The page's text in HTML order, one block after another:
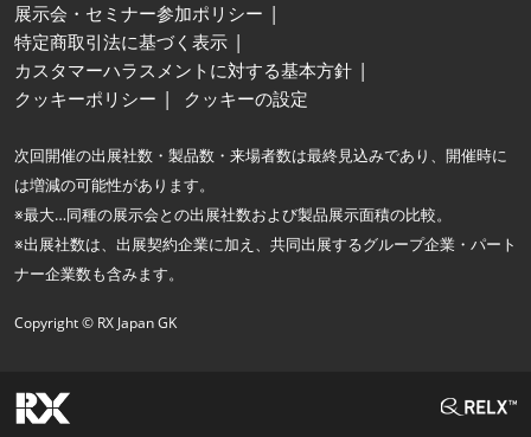
展示会・セミナー参加ポリシー
特定商取引法に基づく表示
カスタマーハラスメントに対する基本方針
クッキーポリシー
クッキーの設定
次回開催の出展社数・製品数・来場者数は最終見込みであり、開催時に
は増減の可能性があります。
※最大…同種の展示会との出展社数および製品展示面積の比較。
※出展社数は、出展契約企業に加え、共同出展するグループ企業・パート
ナー企業数も含みます。
Copyright © RX Japan GK